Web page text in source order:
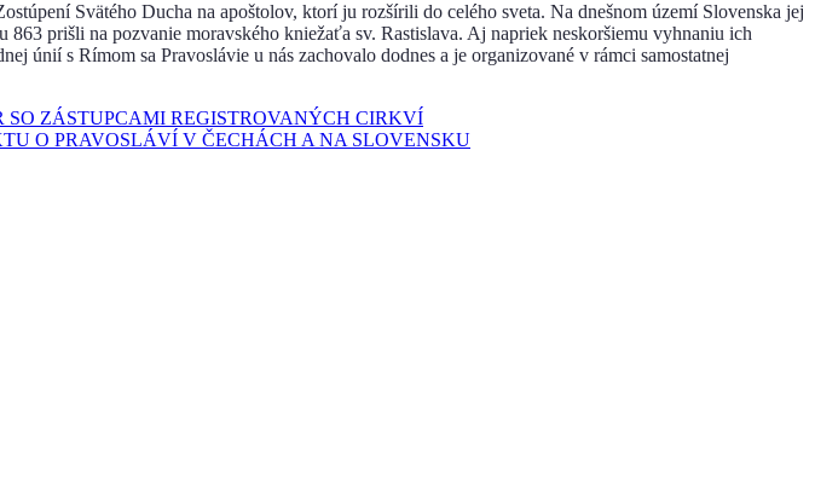
Svätého Ducha na apoštolov, ktorí ju rozšírili do celého sveta. Na dnešnom území Slovenska jej
prišli na pozvanie moravského kniežaťa sv. Rastislava. Aj napriek neskoršiemu vyhnaniu ich
s Rímom sa Pravoslávie u nás zachovalo dodnes a je organizované v rámci samostatnej
ZÁSTUPCAMI REGISTROVANÝCH CIRKVÍ
O PRAVOSLÁVÍ V ČECHÁCH A NA SLOVENSKU